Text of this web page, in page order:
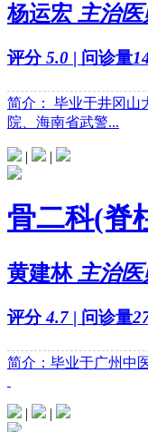
杨运宏 主治医
评分5.0 | 问诊量
简介： 毕业于井冈山
院、海南省武警...
| |
骨二科(脊
黄建林主治医
评分4.7 | 问诊量
简介：毕业于广州中
| |